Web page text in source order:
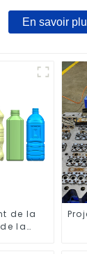
En savoir
de la
la